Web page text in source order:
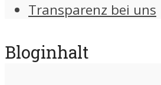
Transparenz bei uns
Bloginhalt